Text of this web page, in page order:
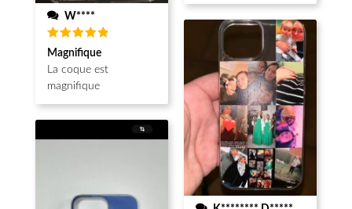
W****
Note5
sur 5
Magnifique
La coque est
magnifique